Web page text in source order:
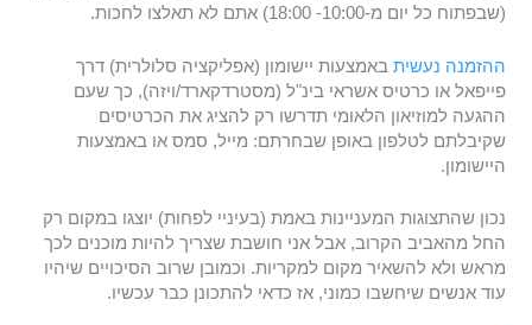
(שבפתוח כל יום מ-10:00- 18:00) אתם לא תאלצו לחכות.
ההזמנה נעשית באמצעות יישומון (אפליקציה סלולרית) דרך
פייפאל או כרטיס אשראי בינ"ל (מסטרדקארד/ויזה), כך שעם
ההגעה למוזיאון הלאומי תדרשו רק להציג את הכרטיסים
שקיבלתם לטלפון באופן שבחרתם: מייל, סמס או באמצעות
היישומון.
נכון שהתצוגות המעניינות באמת (בעיניי לפחות) יוצגו במקום רק
החל מהאביב הקרוב, אבל אני חושבת שצריך להיות מוכנים לכך
מראש ולא להשאיר מקום למקריות. וכמובן שרוב הסיכויים שיהיו
עוד אנשים שיחשבו כמוני, אז כדאי להתכונן כבר עכשיו.